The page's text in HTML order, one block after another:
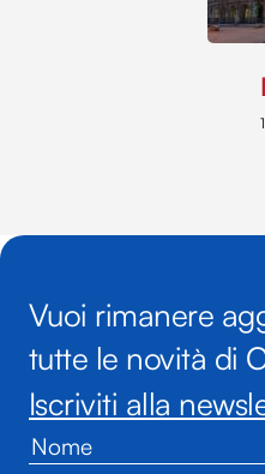
Vuoi rimanere
tutte le novità di
Iscriviti alla